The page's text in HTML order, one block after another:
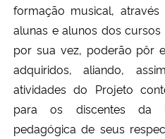
formação musical,
alunas e alunos dos
por sua vez, poderão pôr
adquiridos, aliando,
atividades do Projeto
para os discentes da
pedagógica de seus